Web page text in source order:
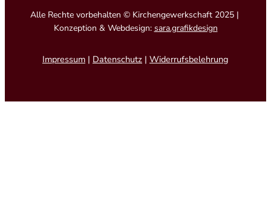
Alle Rechte vorbehalten © Kirchengewerkschaft 2025 |
Konzeption & Webdesign: sara.grafikdesign
Impressum | Datenschutz | Widerrufsbelehrung